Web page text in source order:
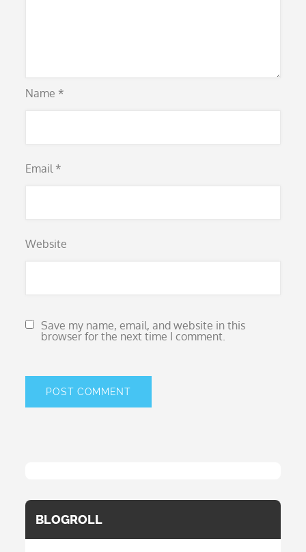
Name *
Email *
Website
Save my name, email, and website in this
browser for the next time I comment.
BLOGROLL